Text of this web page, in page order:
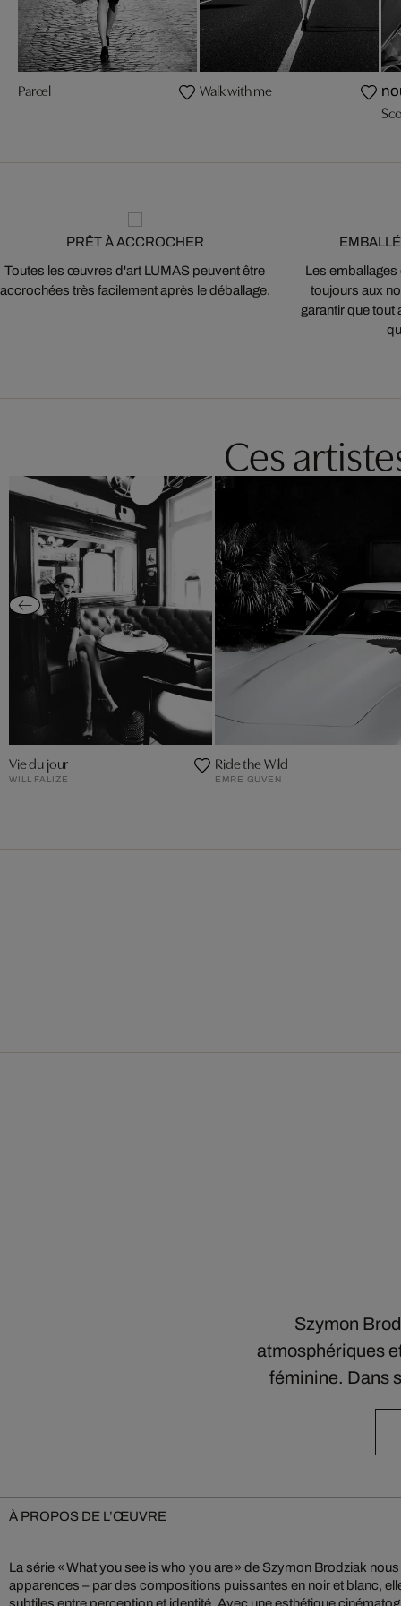
Parcel Walk with me
PRÊT À ACCROCHER
Toutes les œuvres d'art LUMAS peuvent être
accrochées très facilement après le déballage.
Les
toujours aux
garantir que tout
Ces
Vie du jour
WILL FALIZE
Ride the Wild
EMRE GUVEN
Szymon
atmosphériques
féminine. Dans
À PROPOS DE L’ŒUVRE
La série « What you see is who you are » de Szymon Brodziak
apparences – par des compositions puissantes en noir et blanc,
vulnérabilité. Ses images, à la fois intemporelles et intimes, suscitent
qui – et que voyons-nous réellement ? Son œuvre unit rigueur visuelle et